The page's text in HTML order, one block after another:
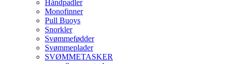
Håndpadler
Monofinner
Pull Buoys
Snorkler
Svømmefødder
Svømmeplader
SVØMMETASKER